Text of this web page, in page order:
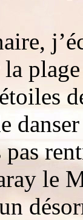
plage
pas
le